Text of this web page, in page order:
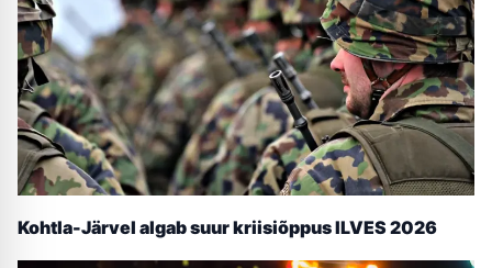
Kohtla-Järvel algab suur kriisiõppus ILVES 2026